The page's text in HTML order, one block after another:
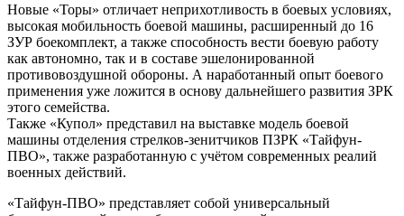
Новые «Торы» отличает неприхотливость в боевых условиях,
высокая мобильность боевой машины, расширенный до 16
ЗУР боекомплект, а также способность вести боевую работу
как автономно, так и в составе эшелонированной
противовоздушной обороны. А наработанный опыт боевого
применения уже ложится в основу дальнейшего развития ЗРК
этого семейства.
Также «Купол» представил на выставке модель боевой
машины отделения стрелков-зенитчиков ПЗРК «Тайфун-
ПВО», также разработанную с учётом современных реалий
военных действий.
«Тайфун-ПВО» представляет собой универсальный